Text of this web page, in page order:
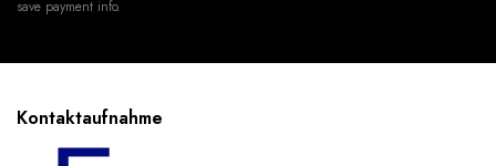
save payment info.
Kontaktaufnahme